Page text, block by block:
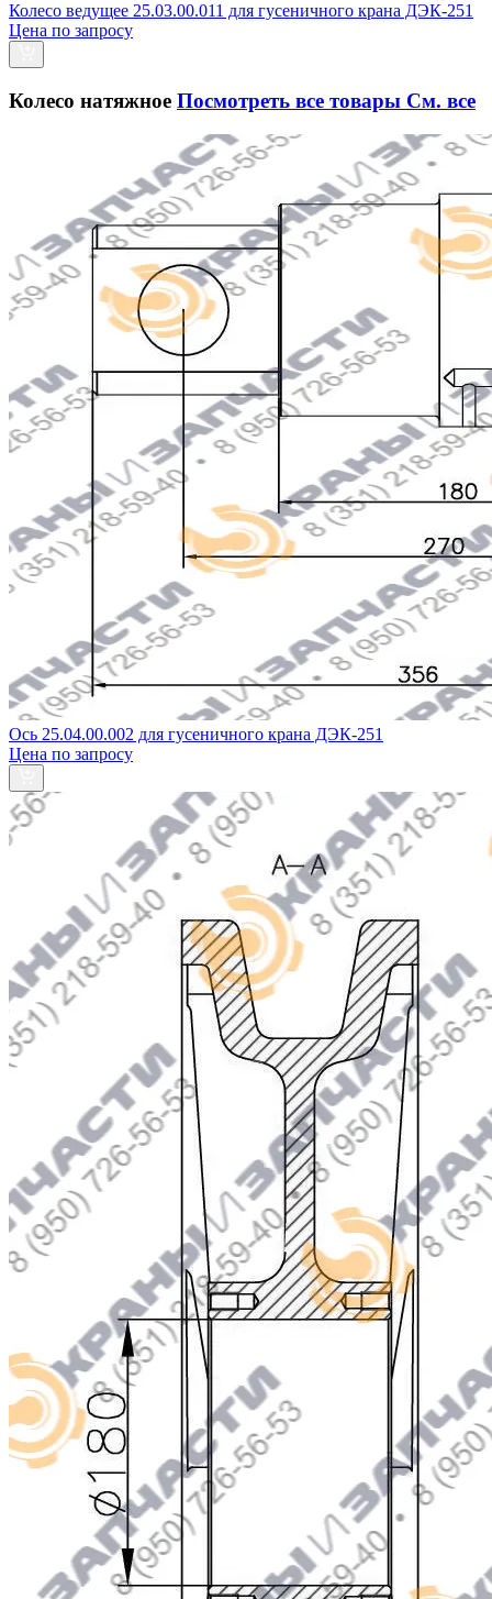
Колесо ведущее 25.03.00.011 для гусеничного крана ДЭК-251
Цена по запросу
Колесо натяжное Посмотреть все товары См. все
Ось 25.04.00.002 для гусеничного крана ДЭК-251
Цена по запросу